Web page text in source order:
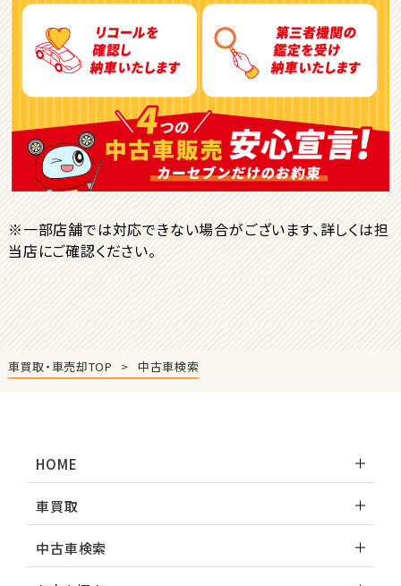
トヨタ
ヴォクシー
ＳＵＶ・クロカン
1位
トヨタ
ヤリスクロス
※一部店舗では対応できない場合がございます、詳しくは担
当店にご確認ください。
車買取・車売却TOP 中古車検索
HOME
車買取
中古車検索